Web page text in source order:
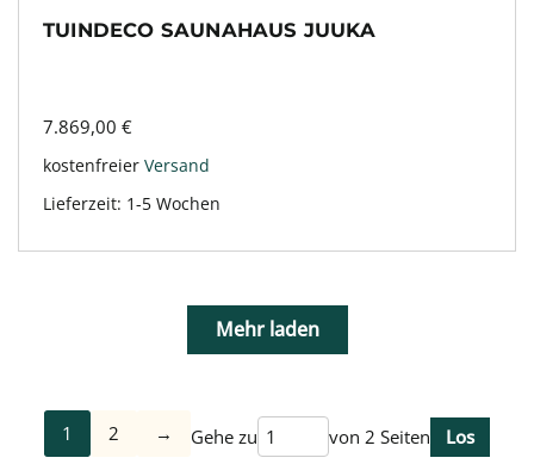
TUINDECO SAUNAHAUS JUUKA
7.869,00 €
kostenfreier Versand
Lieferzeit: 1-5 Wochen
Mehr laden
1 2 → Gehe zu von 2 Seiten Los